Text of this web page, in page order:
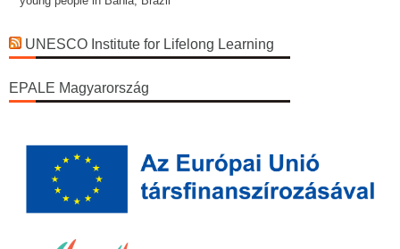
UNESCO Institute for Lifelong Learning
EPALE Magyarország